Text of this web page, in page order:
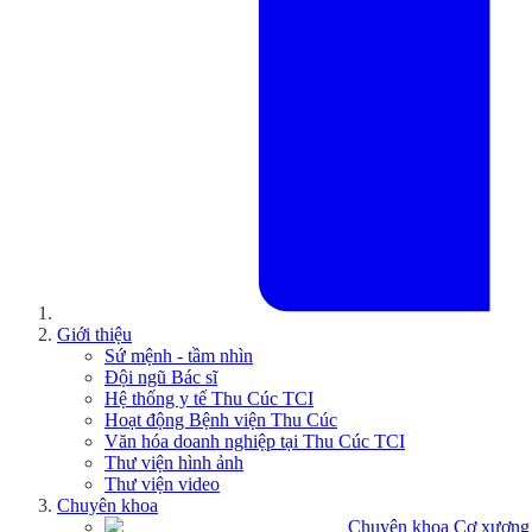
Giới thiệu
Sứ mệnh - tầm nhìn
Đội ngũ Bác sĩ
Hệ thống y tế Thu Cúc TCI
Hoạt động Bệnh viện Thu Cúc
Văn hóa doanh nghiệp tại Thu Cúc TCI
Thư viện hình ảnh
Thư viện video
Chuyên khoa
Chuyên khoa Cơ